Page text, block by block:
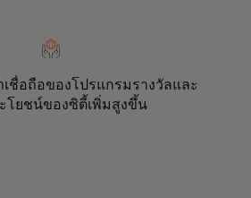
ชื่อถือของโปรแกรมรางวัลและ
โยชน์ของซิตี้เพิ่มสูงขึ้น